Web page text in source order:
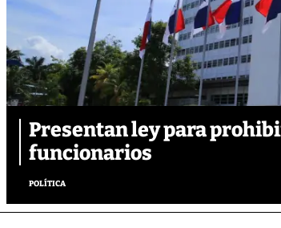
Presentan ley para
funcionarios
POLÍTICA